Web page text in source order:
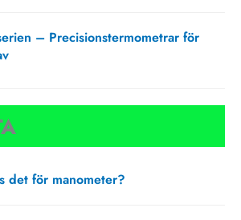
– Precisionstermometrar för
det för manometer?